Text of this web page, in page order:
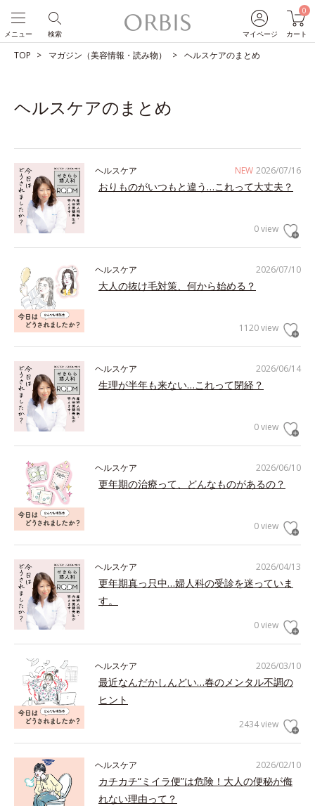
マイページ
0
カート
検索
メニュー
TOP マガジン（美容情報・読み物） ヘルスケアのまとめ
ヘルスケアのまとめ
NEW 2026/07/16
ヘルスケア
おりものがいつもと違う…これって大丈夫？
0 view
2026/07/10
ヘルスケア
大人の抜け毛対策、何から始める？
1120 view
2026/06/14
ヘルスケア
生理が半年も来ない…これって閉経？
0 view
2026/06/10
ヘルスケア
更年期の治療って、どんなものがあるの？
0 view
2026/04/13
ヘルスケア
更年期真っ只中…婦人科の受診を迷っていま
す。
0 view
2026/03/10
ヘルスケア
最近なんだかしんどい…春のメンタル不調の
ヒント
2434 view
2026/02/10
ヘルスケア
カチカチ“ミイラ便”は危険！大人の便秘が侮
れない理由って？